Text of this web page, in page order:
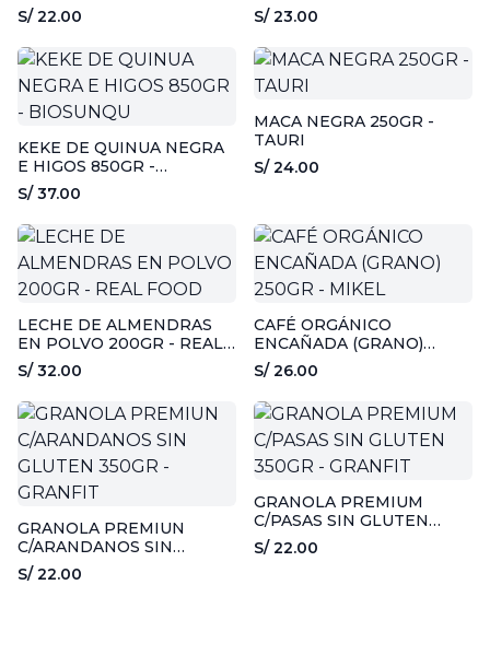
S/ 22.00
S/ 23.00
KEKE DE QUINUA NEGRA
E HIGOS 850GR -
BIOSUNQU
S/ 37.00
MACA NEGRA 250GR -
TAURI
S/ 24.00
LECHE DE ALMENDRAS
EN POLVO 200GR - REAL
FOOD
S/ 32.00
CAFÉ ORGÁNICO
ENCAÑADA (GRANO)
250GR - MIKEL
S/ 26.00
GRANOLA PREMIUN
C/ARANDANOS SIN
GLUTEN 350GR - GRANFIT
S/ 22.00
GRANOLA PREMIUM
C/PASAS SIN GLUTEN
350GR - GRANFIT
S/ 22.00